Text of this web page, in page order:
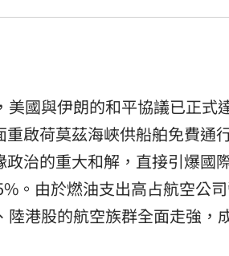
美國與伊朗的和平協議已正式
啟荷莫茲海峽供船舶免費通
治的重大和解，直接引爆國
。由於燃油支出高占航空公
港股的航空族群全面走強，